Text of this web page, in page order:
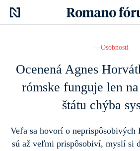
Osobnosti
Ocenená Agnes
rómske funguje len
štátu chýba
Veľa sa hovorí o neprispôsobivých
sú až veľmi prispôsobiví, myslí si